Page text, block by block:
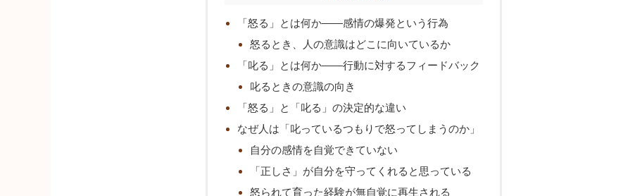
「怒る」とは何か――感情の爆発という行為
怒るとき、人の意識はどこに向いているか
「叱る」とは何か――行動に対するフィードバック
叱るときの意識の向き
「怒る」と「叱る」の決定的な違い
なぜ人は「叱っているつもりで怒ってしまうのか」
自分の感情を自覚できていない
「正しさ」が自分を守ってくれると思っている
怒られて育った経験が無自覚に再生される